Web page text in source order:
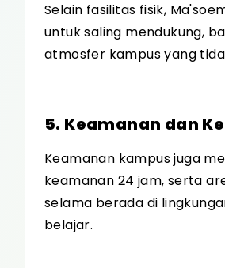
Selain fasilitas fisik,
untuk saling mendukung,
atmosfer kampus yang
5. Keamanan dan
Keamanan kampus juga
keamanan 24 jam, serta
selama berada di
belajar.